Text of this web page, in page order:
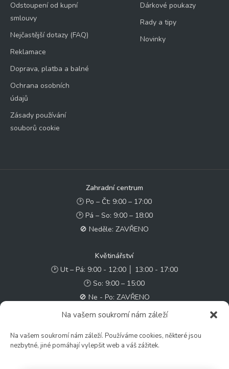
Na vašem soukromí nám záleží
Na vašem soukromí nám záleží. Používáme cookies, některé jsou
nezbytné, jiné pomáhají vylepšit web a váš zážitek.
Odstoupení od kupní
smlouvy
Nejčastější dotazy (FAQ)
Reklamace
Doprava, platba a balné
Ochrana osobních
údajů
Zásady používání
souborů cookie
Dárkové poukazy
Rady a tipy
Novinky
Zahradní centrum
🕑 Po – Čt: 9:00 – 17:00
🕑 Pá – So: 9:00 – 18:00
🚫 Neděle: ZAVŘENO
Květinářství
🕑 Ut – Pá: 9:00 - 12:00 │ 13:00 - 17:00
🕑 So: 9:00 – 15:00
🚫 Ne - Po: ZAVŘENO
✉️ e-shop@zcstrakovo.cz